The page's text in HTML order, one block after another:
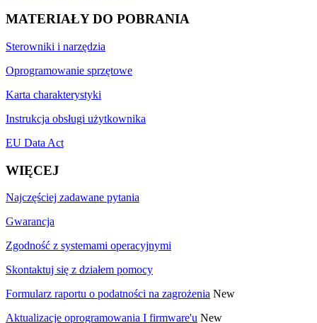
MATERIAŁY DO POBRANIA
Sterowniki i narzędzia
Oprogramowanie sprzętowe
Karta charakterystyki
Instrukcja obsługi użytkownika
EU Data Act
WIĘCEJ
Najczęściej zadawane pytania
Gwarancja
Zgodność z systemami operacyjnymi
Skontaktuj się z działem pomocy
Formularz raportu o podatności na zagrożenia New
Aktualizacje oprogramowania I firmware'u New